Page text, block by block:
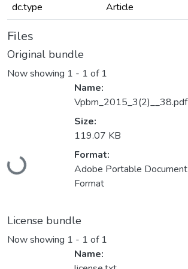
dc.type
Article
Files
Original bundle
Now showing 1 - 1 of 1
Loading...
Name:
Vpbm_2015_3(2)__38.pdf
Size:
119.07 KB
Format:
Adobe Portable Document
Format
License bundle
Now showing 1 - 1 of 1
Name: